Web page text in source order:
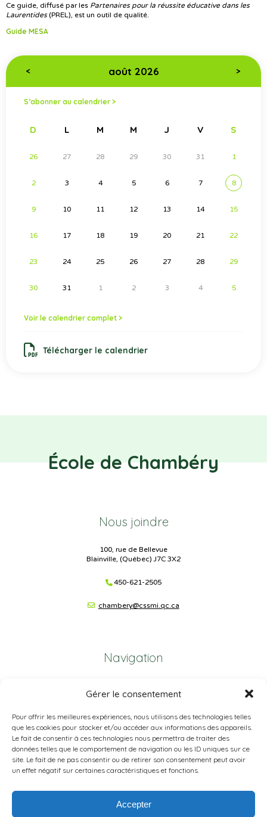
Gérer le consentement
Pour offrir les meilleures expériences, nous utilisons des technologies telles
que les cookies pour stocker et/ou accéder aux informations des appareils.
Le fait de consentir à ces technologies nous permettra de traiter des
données telles que le comportement de navigation ou les ID uniques sur ce
site. Le fait de ne pas consentir ou de retirer son consentement peut avoir
un effet négatif sur certaines caractéristiques et fonctions.
Accepter
Ce guide, diffusé par les Partenaires pour la réussite éducative dans les
Laurentides(PREL), est un outil de qualité.
Guide MESA
< août 2026 >
S’abonner au calendrier >
D L M M J V S
26 27 28 29 30 31 1
2 3 4 5 6 7 8
9 10 11 12 13 14 15
16 17 18 19 20 21 22
23 24 25 26 27 28 29
30 31 1 2 3 4 5
Voir le calendrier complet >
Télécharger le calendrier
École de Chambéry
Nous joindre
100, rue de Bellevue
Blainville, (Québec) J7C 3X2
450-621-2505
chambery@cssmi.qc.ca
Navigation
Plainte – service à l’élève
Politique de confidentialité